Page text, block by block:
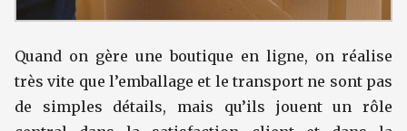
Quand on gère une boutique en ligne, on réalise
très vite que l’emballage et le transport ne sont pas
de simples détails, mais qu’ils jouent un rôle